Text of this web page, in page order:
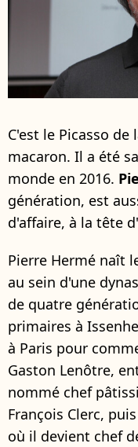
C'est le Picasso
macaron. Il a été
monde en 2016.
génération, est
d'affaire, à la tête
Pierre Hermé naît
au sein d'une
de quatre
primaires à
à Paris pour
Gaston Lenôtre,
nommé chef
François Clerc,
où il devient chef